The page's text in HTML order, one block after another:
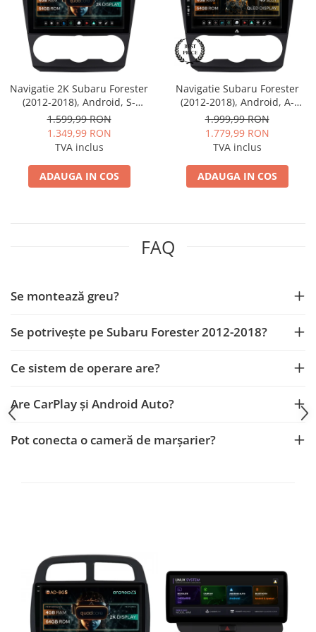
Mitsubishi
Land Rover
Mazda
Isuzu
Iveco
Porsche
Rame adaptoare Mazda
Rame adaptoare Kia
Rame adaptoare Alfa Romeo
Rame adaptoare Nissan
Rame adaptoare Fiat
Rame adaptoare Hyundai
Rame adaptoare Subaru
Rame adaptoare Iveco
Rame adaptoare Hummer
Navigatie 2K Subaru Forester
(2012-2018), Android, S-
Quadcore / 4GB RAM + 64GB
ROM, 9.5 Inch - AD-
BGS90042K+AD-BGRKIT334
1.599,99 RON
1.349,99 RON
TVA inclus
ADAUGA IN COS
Navigatie Subaru Forester
(2012-2018), Android, A-
Octacore / 4GB RAM + 64GB
ROM, 9 Inch - AD-
BGA9004+AD-BGRKIT334
1.999,99 RON
1.779,99 RON
TVA inclus
ADAUGA IN COS
FAQ
Se montează greu?
Se potrivește pe Subaru Forester 2012-2018?
Ce sistem de operare are?
Are CarPlay și Android Auto?
Pot conecta o cameră de marșarier?